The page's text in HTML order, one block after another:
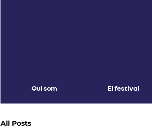
Qui som El festival
All Posts